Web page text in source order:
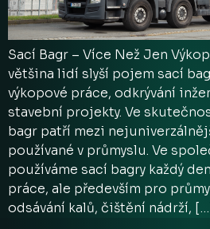
Sací Bagr – Více Než Jen
většina lidí slyší pojem sací
výkopové práce, odkrývání
stavební projekty. Ve
bagr patří mezi
používané v průmyslu. Ve
používáme sací bagry každý
práce, ale především pro
odsávání kalů, čištění nádrží,